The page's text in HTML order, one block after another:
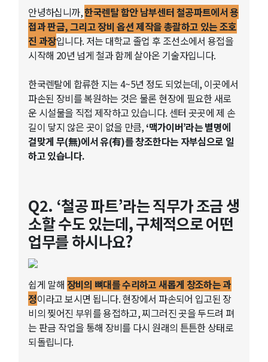
안녕하십니까,한국렌탈 함안 남부센터 철공파트에서 용
접과 판금, 그리고 장비 옵션 제작을 총괄하고 있는 조호
진 과장입니다. 저는 대학교 졸업 후 조선소에서 용접을
시작해 20년 넘게 철과 함께 살아온 기술자입니다.
한국렌탈에 합류한 지는 4~5년 정도 되었는데, 이곳에서
파손된 장비를 복원하는 것은 물론 현장에 필요한 새로
운 시설물을 직접 제작하고 있습니다. 센터 곳곳에 제 손
길이 닿지 않은 곳이 없을 만큼,‘맥가이버’라는 별명에
걸맞게 무(無)에서 유(有)를 창조한다는 자부심으로 일
하고 있습니다.
Q2. ‘철공 파트’라는 직무가 조금 생
소할 수도 있는데, 구체적으로 어떤
업무를 하시나요?
쉽게 말해 장비의 뼈대를 수리하고 새롭게 창조하는 과
정이라고 보시면 됩니다. 현장에서 파손되어 입고된 장
비의 찢어진 부위를 용접하고, 찌그러진 곳을 두드려 펴
는 판금 작업을 통해 장비를 다시 원래의 튼튼한 상태로
되돌립니다.